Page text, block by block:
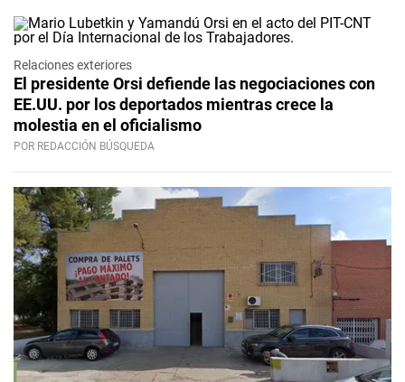
Relaciones exteriores
El presidente Orsi defiende las negociaciones con
EE.UU. por los deportados mientras crece la
molestia en el oficialismo
POR REDACCIÓN BÚSQUEDA